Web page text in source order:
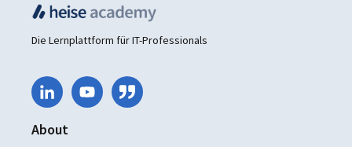
Die Lernplattform für IT-Professionals
About